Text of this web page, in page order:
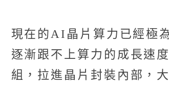
現在的AI晶片算力已經極
逐漸跟不上算力的成長速
組，拉進晶片封裝內部，